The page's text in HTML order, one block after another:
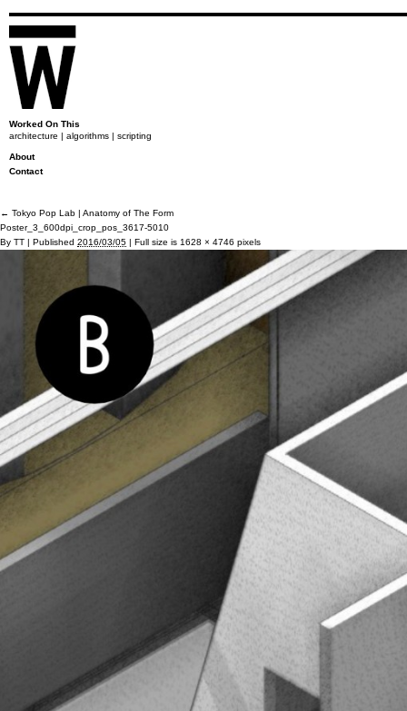
Worked On This
architecture | algorithms | scripting
About
Contact
← Tokyo Pop Lab | Anatomy of The Form
Poster_3_600dpi_crop_pos_3617-5010
By TT | Published 2016/03/05 | Full size is 1628 × 4746 pixels